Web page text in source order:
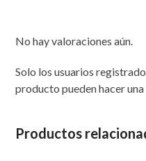
No hay valoraciones aún.
Solo los usuarios
producto pueden hacer
Productos